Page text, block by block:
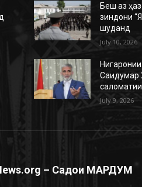
Беш аз
зиндони
шуданд
July 10, 2026
Саидумар
July 9, 2026
– Садои МАРДУМ